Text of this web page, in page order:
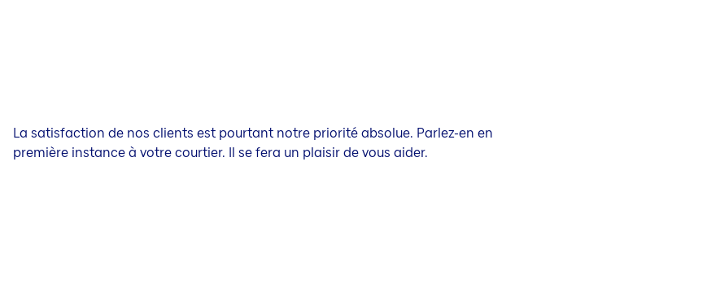
La satisfaction de nos clients est pourtant notre priorité absolue. Parlez-en en
première instance à votre courtier. Il se fera un plaisir de vous aider.